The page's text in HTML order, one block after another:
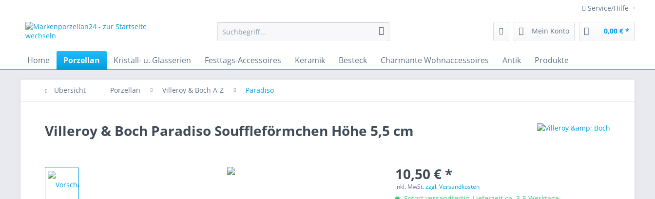
Service/Hilfe
Mein Konto 0,00 € *
Home Porzellan Kristall- u. Glasserien Festtags-Accessoires Keramik Besteck Charmante Wohnaccessoires Antik Produkte
Übersicht Porzellan Villeroy & Boch A-Z Paradiso
Villeroy & Boch Paradiso Souffleförmchen Höhe 5,5 cm
10,50 € *
inkl. MwSt.zzgl. Versandkosten